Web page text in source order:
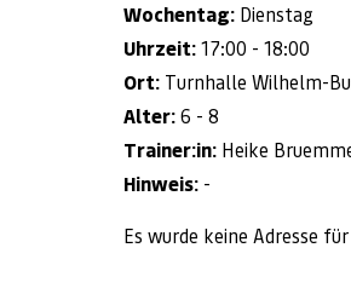
Wochentag: Dienstag
Uhrzeit: 17:00 - 18:00
Ort: Turnhalle Wilhelm-
Alter: 6 - 8
Trainer:in: Heike
Hinweis: -
Es wurde keine Adresse